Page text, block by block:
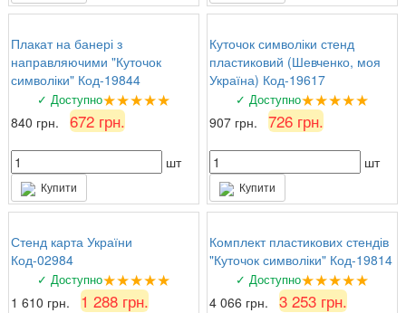
Плакат на банері з
направляючими "Куточок
символіки" Код-19844
✓ Доступно★★★★★
840 грн. 672 грн.
шт
Купити
Куточок символіки стенд
пластиковий (Шевченко, моя
Україна) Код-19617
✓ Доступно★★★★★
907 грн. 726 грн.
шт
Купити
Стенд карта України
Код-02984
✓ Доступно★★★★★
1 610 грн. 1 288 грн.
Комплект пластикових стендів
"Куточок символіки" Код-19814
✓ Доступно★★★★★
4 066 грн. 3 253 грн.